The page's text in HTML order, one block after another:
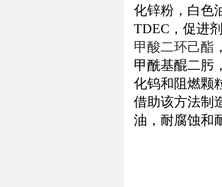
化锌粉，白色
TDEC，促进
甲酸二环己酯
甲酰基醌二肟
化钨和阻燃颗
借助该方法制
油，耐腐蚀和